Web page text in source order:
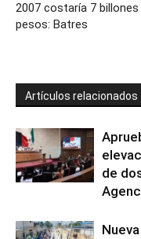
2007 costaría 7 billones
pesos: Batres
Artículos relacionados
de